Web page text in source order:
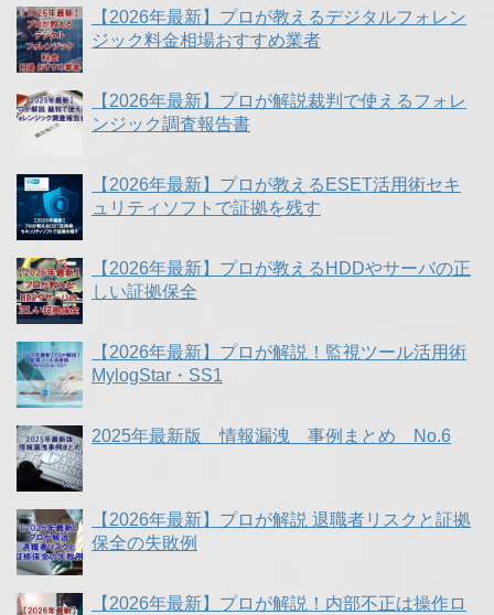
【2026年最新】プロが教えるデジタルフォレン
ジック料金相場おすすめ業者
【2026年最新】プロが解説裁判で使えるフォレ
ンジック調査報告書
【2026年最新】プロが教えるESET活用術セキ
ュリティソフトで証拠を残す
【2026年最新】プロが教えるHDDやサーバの正
しい証拠保全
【2026年最新】プロが解説！監視ツール活用術
MylogStar・SS1
2025年最新版 情報漏洩 事例まとめ No.6
【2026年最新】プロが解説 退職者リスクと証拠
保全の失敗例
【2026年最新】プロが解説！内部不正は操作ロ